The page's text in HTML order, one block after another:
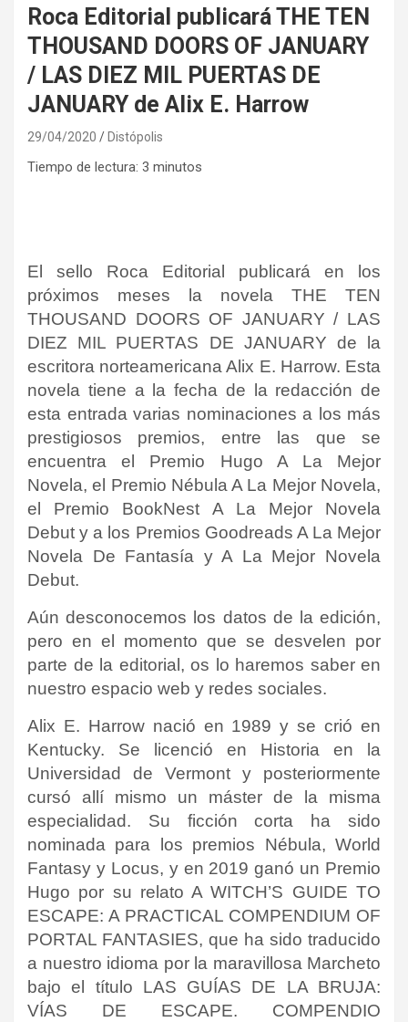
Roca Editorial publicará THE TEN
THOUSAND DOORS OF JANUARY
/ LAS DIEZ MIL PUERTAS DE
JANUARY de Alix E. Harrow
29/04/2020 Distópolis
Tiempo de lectura: 3 minutos
El sello Roca Editorial publicará en los
próximos meses la novela THE TEN
THOUSAND DOORS OF JANUARY / LAS
DIEZ MIL PUERTAS DE JANUARY de la
escritora norteamericana Alix E. Harrow. Esta
novela tiene a la fecha de la redacción de
esta entrada varias nominaciones a los más
prestigiosos premios, entre las que se
encuentra el Premio Hugo A La Mejor
Novela, el Premio Nébula A La Mejor Novela,
el Premio BookNest A La Mejor Novela
Debut y a los Premios Goodreads A La Mejor
Novela De Fantasía y A La Mejor Novela
Debut.
Aún desconocemos los datos de la edición,
pero en el momento que se desvelen por
parte de la editorial, os lo haremos saber en
nuestro espacio web y redes sociales.
Alix E. Harrow nació en 1989 y se crió en
Kentucky. Se licenció en Historia en la
Universidad de Vermont y posteriormente
cursó allí mismo un máster de la misma
especialidad. Su ficción corta ha sido
nominada para los premios Nébula, World
Fantasy y Locus, y en 2019 ganó un Premio
Hugo por su relato A WITCH’S GUIDE TO
ESCAPE: A PRACTICAL COMPENDIUM OF
PORTAL FANTASIES, que ha sido traducido
a nuestro idioma por la maravillosa Marcheto
bajo el título LAS GUÍAS DE LA BRUJA:
VÍAS DE ESCAPE. COMPENDIO